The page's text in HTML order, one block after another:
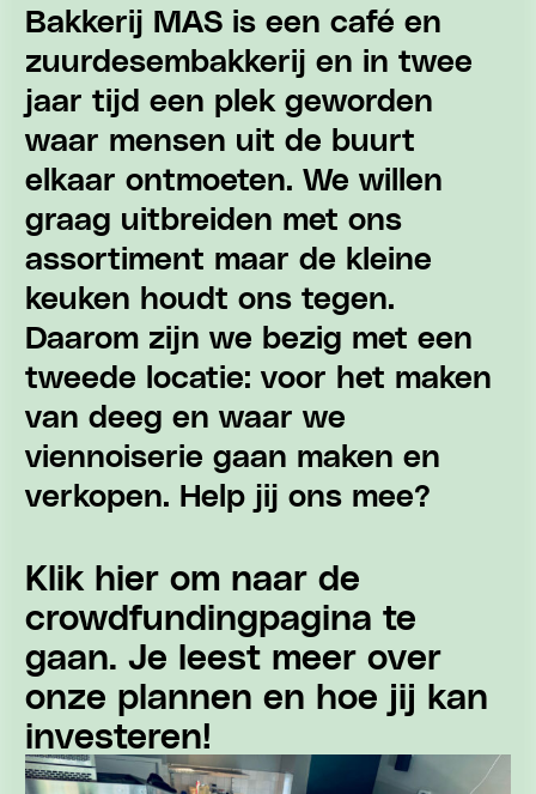
Bakkerij MAS is een café en
zuurdesembakkerij en in twee
jaar tijd een plek geworden
waar mensen uit de buurt
elkaar ontmoeten. We willen
graag uitbreiden met ons
assortiment maar de kleine
keuken houdt ons tegen.
Daarom zijn we bezig met een
tweede locatie: voor het maken
van deeg en waar we
viennoiserie gaan maken en
verkopen. Help jij ons mee?
Klik hier om naar de
crowdfundingpagina te
gaan. Je leest meer over
onze plannen en hoe jij kan
investeren!